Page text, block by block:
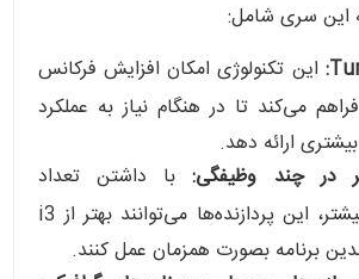
این سری شامل:
این تکنولوژی امکان افزایش فرکانس
فراهم می‌کند تا در هنگام نیاز به عملکرد
ارائه دهد.
در چند وظیفگی:با داشتن تعداد
هسته‌های بیشتر، این پردازنده‌ها می‌توانند بهتر از i3
برنامه بصورت همزمان عمل کنند.